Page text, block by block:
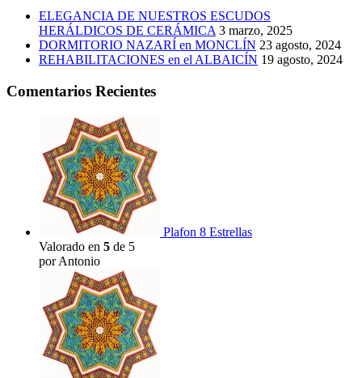
ELEGANCIA DE NUESTROS ESCUDOS
HERÁLDICOS DE CERÁMICA 3 marzo, 2025
DORMITORIO NAZARÍ en MONCLÍN 23 agosto, 2024
REHABILITACIONES en el ALBAICÍN 19 agosto, 2024
Comentarios Recientes
Plafon 8 Estrellas
Valorado en 5 de 5
por Antonio